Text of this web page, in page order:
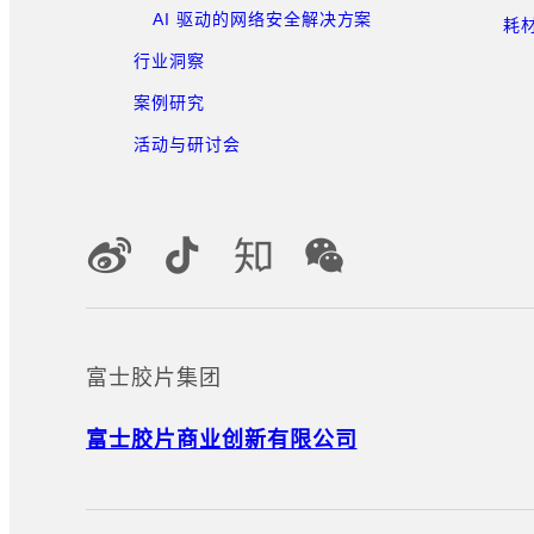
AI 驱动的网络安全解决方案
行业洞察
案例研究
活动与研讨会
耗
官方社交媒体账号
富士胶片集团
富士胶片商业创新有限公司